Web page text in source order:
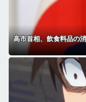
高市首相、飲食料品